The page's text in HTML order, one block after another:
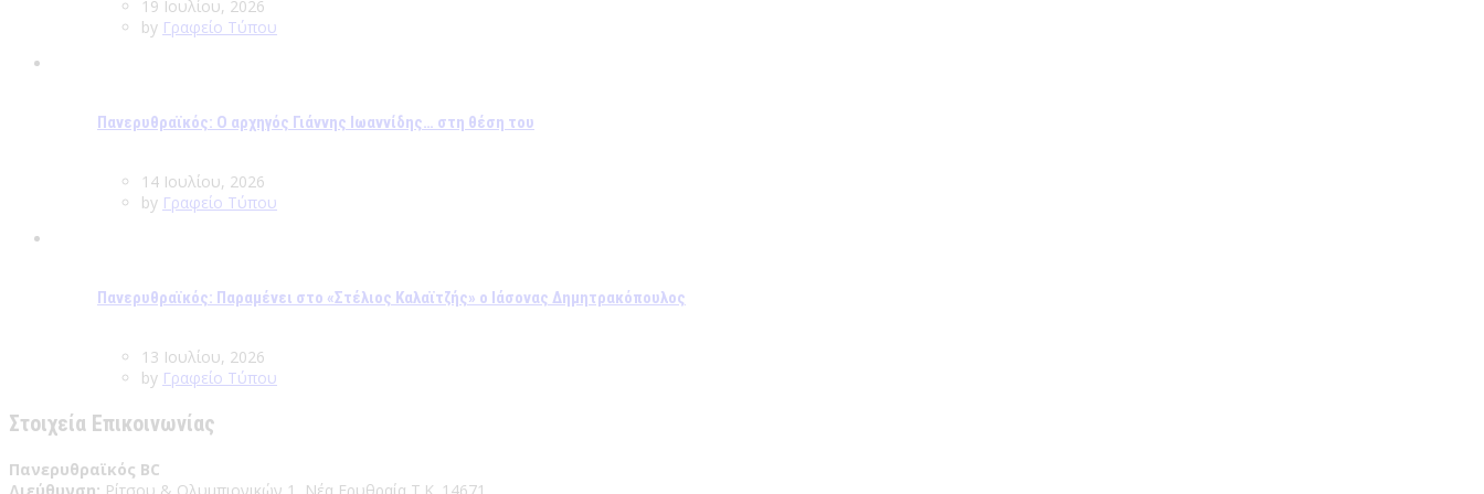
19 Ιουλίου, 2026
by Γραφείο Τύπου
Πανερυθραϊκός: Ο αρχηγός Γιάννης Ιωαννίδης… στη θέση του
14 Ιουλίου, 2026
by Γραφείο Τύπου
Πανερυθραϊκός: Παραμένει στο «Στέλιος Καλαϊτζής» ο Ιάσονας Δημητρακόπουλος
13 Ιουλίου, 2026
by Γραφείο Τύπου
Στοιχεία Επικοινωνίας
Πανερυθραϊκός BC